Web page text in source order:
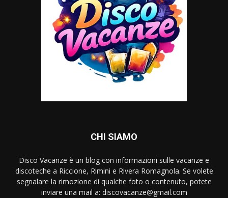
CHI SIAMO
Disco Vacanze è un blog con informazioni sulle vacanze e
discoteche a Riccione, Rimini e Rivera Romagnola. Se volete
segnalare la rimozione di qualche foto o contenuto, potete
inviare una mail a: discovacanze@gmail.com